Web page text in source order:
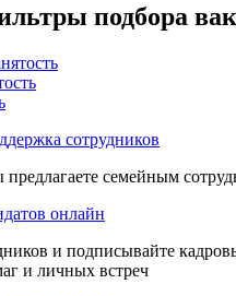
подбора
сотрудников
семейным
онлайн
и подписывайте
и личных встреч